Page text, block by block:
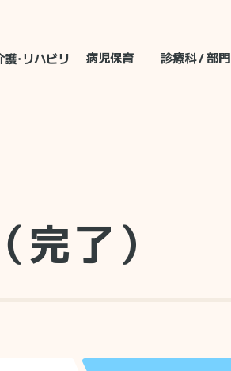
護・リハビリ 病児保育 診療科 / 部門
完了）